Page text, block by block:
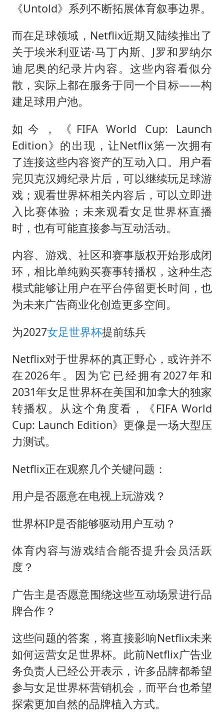
《Untold》系列不断拓展体育叙事边界。
而在足球领域，Netflix近期又陆续推出了
关于埃米利亚诺·马丁内斯、J罗和罗纳尔
迪尼奥的纪录片内容。这些内容看似分
散，实际上都在服务于同一个目标——构
建足球用户池。
如今，《FIFA World Cup: Launch
Edition》的出现，让Netflix第一次拥有
了连接这些内容资产的互动入口。用户看
完贝克汉姆纪录片后，可以继续玩足球游
戏；观看世界杯相关内容后，可以立即进
入比赛体验；未来观看女足世界杯直播
时，也有可能直接参与互动活动。
内容、游戏、社区和赛事版权开始形成闭
环，相比单纯购买赛事转播权，这种生态
模式能够让用户在平台停留更长时间，也
为未来广告商业化创造更多空间。
为2027女足世界杯提前练兵
Netflix对于世界杯的真正野心，或许并不
在2026年。因为它已经拥有2027年和
2031年女足世界杯在美国和加拿大的独家
转播权。从这个角度看，《FIFA World
Cup: Launch Edition》更像是一场大型压
力测试。
Netflix正在观察几个关键问题：
用户是否愿意在电视上玩游戏？
世界杯IP是否能够驱动用户互动？
体育内容与游戏结合能否提升会员活跃
度？
广告主是否愿意围绕这些互动场景进行品
牌合作？
这些问题的答案，将直接影响Netflix未来
如何运营女足世界杯。此前Netflix广告业
务负责人已经公开表示，许多品牌都希望
参与女足世界杯营销机会，而平台也希望
探索更加自然的品牌植入方式。